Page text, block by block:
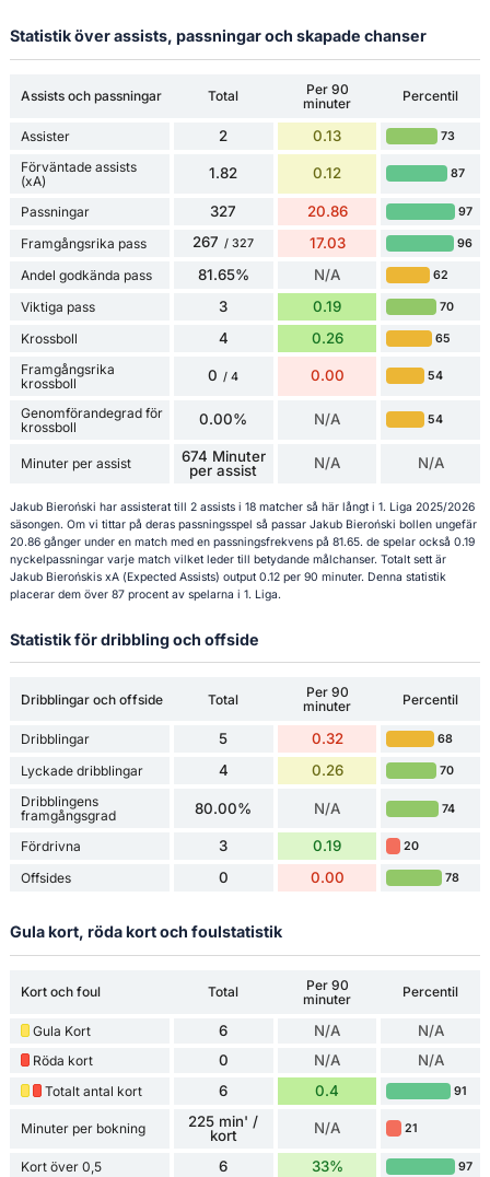
Statistik över assists, passningar och skapade chanser
Assists och passningar Total
Per 90
minuter
Percentil
Assister 2 0.13 73
Förväntade assists
(xA)
1.82 0.12 87
Passningar 327 20.86 97
Framgångsrika pass 267 / 327 17.03 96
Andel godkända pass 81.65% N/A 62
Viktiga pass 3 0.19 70
Krossboll 4 0.26 65
Framgångsrika
krossboll
0 / 4 0.00 54
Genomförandegrad för
krossboll
0.00% N/A 54
Minuter per assist
674 Minuter
per assist
N/A N/A
Jakub Bieroński har assisterat till 2 assists i 18 matcher så här långt i 1. Liga 2025/2026
säsongen. Om vi tittar på deras passningsspel så passar Jakub Bieroński bollen ungefär
20.86 gånger under en match med en passningsfrekvens på 81.65. de spelar också 0.19
nyckelpassningar varje match vilket leder till betydande målchanser. Totalt sett är
Jakub Bierońskis xA (Expected Assists) output 0.12 per 90 minuter. Denna statistik
placerar dem över 87 procent av spelarna i 1. Liga.
Statistik för dribbling och offside
Dribblingar och offside Total
Per 90
minuter
Percentil
Dribblingar 5 0.32 68
Lyckade dribblingar 4 0.26 70
Dribblingens
framgångsgrad
80.00% N/A 74
Fördrivna 3 0.19 20
Offsides 0 0.00 78
Gula kort, röda kort och foulstatistik
Kort och foul Total
Per 90
minuter
Percentil
Gula Kort 6 N/A N/A
Röda kort 0 N/A N/A
Totalt antal kort 6 0.4 91
Minuter per bokning
225 min' /
kort
N/A 21
Kort över 0,5 6 33% 97